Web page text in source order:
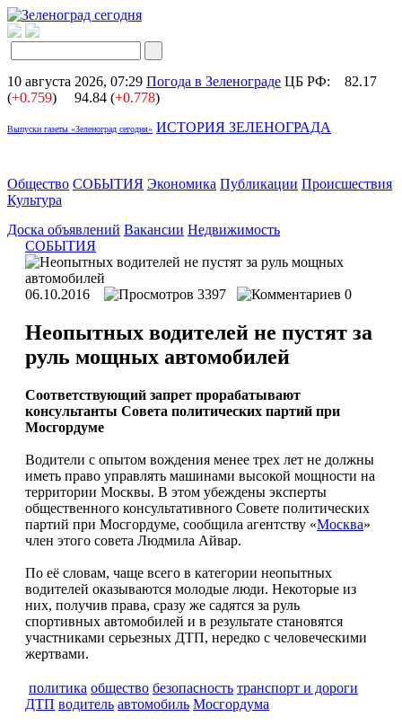
10 августа 2026, 07:29 Погода в Зеленограде ЦБ РФ:
82.17
(+0.759) 94.84 (+0.778)
Выпуски газеты «Зеленоград сегодня» ИСТОРИЯ ЗЕЛЕНОГРАДА
Общество СОБЫТИЯ Экономика Публикации Происшествия
Культура
Доска объявлений Вакансии Недвижимость
СОБЫТИЯ
06.10.2016 3397 0
Неопытных водителей не пустят за
руль мощных автомобилей
Соответствующий запрет прорабатывают
консультанты Совета политических партий при
Мосгордуме
Водители с опытом вождения менее трех лет не должны
иметь право управлять машинами высокой мощности на
территории Москвы. В этом убеждены эксперты
общественного консультативного Совете политических
партий при Мосгордуме, сообщила агентству «Москва»
член этого совета Людмила Айвар.
По её словам, чаще всего в категории неопытных
водителей оказываются молодые люди. Некоторые из
них, получив права, сразу же садятся за руль
спортивных автомобилей и в результате становятся
участниками серьезных ДТП, нередко с человеческими
жертвами.
политика общество безопасность транспорт и дороги
ДТП водитель автомобиль Мосгордума